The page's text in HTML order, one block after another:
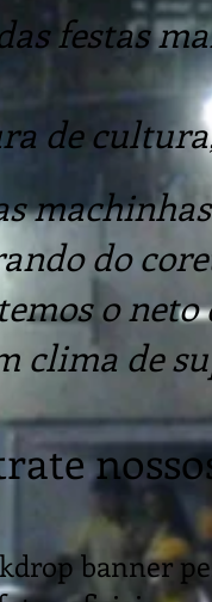
festas
de
do
o
clima de
banner